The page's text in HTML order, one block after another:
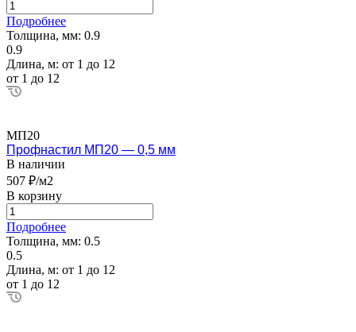
Подробнее
Толщина, мм: 0.9
0.9
Длина, м: от 1 до 12
от 1 до 12
МП20
Профнастил МП20 — 0,5 мм
В наличии
507 ₽/м2
В корзину
Подробнее
Толщина, мм: 0.5
0.5
Длина, м: от 1 до 12
от 1 до 12